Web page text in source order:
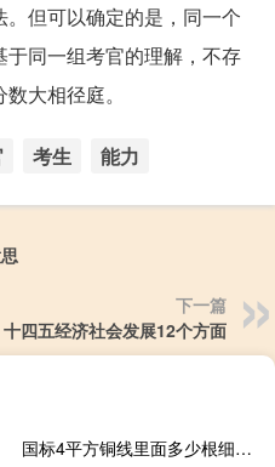
但可以确定的是，同一个
同一组考官的理解，不存
大相径庭。
考生 能力
下一篇
十四五经济社会发展12个方面
国标4平方铜线里面多少根细铜丝